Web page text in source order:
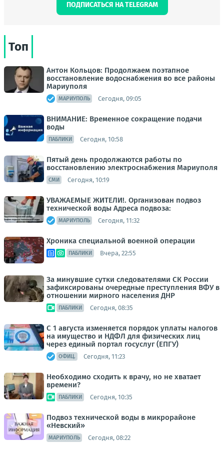
ПОДПИСАТЬСЯ НА TELEGRAM
Топ
Антон Кольцов: Продолжаем поэтапное
восстановление водоснабжения во все районы
Мариуполя
МАРИУПОЛЬ Сегодня, 09:05
ВНИМАНИЕ: Временное сокращение подачи
воды
ПАБЛИКИ Сегодня, 10:58
Пятый день продолжаются работы по
восстановлению электроснабжения Мариуполя
СМИ Сегодня, 10:19
УВАЖАЕМЫЕ ЖИТЕЛИ!. Организован подвоз
технической воды Адреса подвоза:
МАРИУПОЛЬ Сегодня, 11:32
Хроника специальной военной операции
ПАБЛИКИ Вчера, 22:55
За минувшие сутки следователями СК России
зафиксированы очередные преступления ВФУ в
отношении мирного населения ДНР
ПАБЛИКИ Сегодня, 08:35
С 1 августа изменяется порядок уплаты налогов
на имущество и НДФЛ для физических лиц
через единый портал госуслуг (ЕПГУ)
ОФИЦ. Сегодня, 11:23
Необходимо сходить к врачу, но не хватает
времени?
ПАБЛИКИ Сегодня, 10:35
Подвоз технической воды в микрорайоне
«Невский»
МАРИУПОЛЬ Сегодня, 08:22